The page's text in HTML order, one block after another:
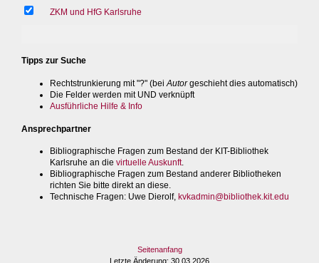
ZKM und HfG Karlsruhe
Tipps zur Suche
Rechtstrunkierung mit "?" (bei Autorgeschieht dies automatisch)
Die Felder werden mit UND verknüpft
Ausführliche Hilfe & Info
Ansprechpartner
Bibliographische Fragen zum Bestand der KIT-Bibliothek
Karlsruhe an die virtuelle Auskunft.
Bibliographische Fragen zum Bestand anderer Bibliotheken
richten Sie bitte direkt an diese.
Technische Fragen: Uwe Dierolf, kvkadmin@bibliothek.kit.edu
Seitenanfang
Letzte Änderung: 30.03.2026